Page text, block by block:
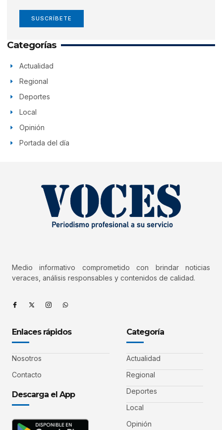
SUSCRÍBETE
Categorías
Actualidad
Regional
Deportes
Local
Opinión
Portada del día
Medio informativo comprometido con brindar noticias
veraces, análisis responsables y contenidos de calidad.
Enlaces rápidos
Nosotros
Contacto
Descarga el App
Categoría
Actualidad
Regional
Deportes
Local
Opinión